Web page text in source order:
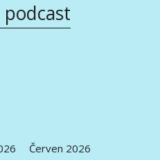
podcast
Červen 2026